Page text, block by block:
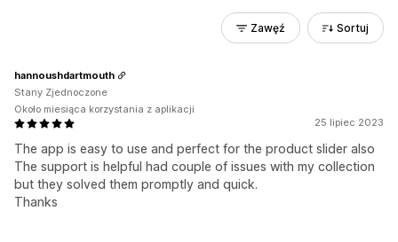
Zawęź Sortuj
25 lipiec 2023
The app is easy to use and perfect for the product slider also
The support is helpful had couple of issues with my collection
but they solved them promptly and quick.
Thanks
hannoushdartmouth
Stany Zjednoczone
Około miesiąca korzystania z aplikacji